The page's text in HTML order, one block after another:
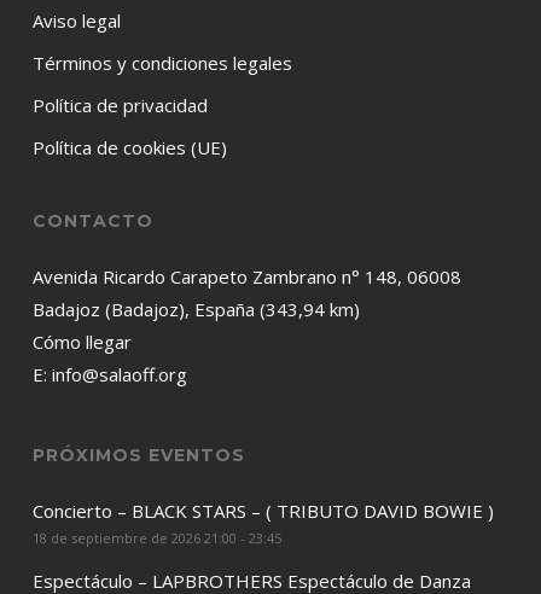
Aviso legal
Términos y condiciones legales
Política de privacidad
Política de cookies (UE)
CONTACTO
Avenida Ricardo Carapeto Zambrano n° 148, 06008
Badajoz (Badajoz), España (343,94 km)
Cómo llegar
E: info@salaoff.org
PRÓXIMOS EVENTOS
Concierto – BLACK STARS – ( TRIBUTO DAVID BOWIE )
18 de septiembre de 2026 21:00 - 23:45
Espectáculo – LAPBROTHERS Espectáculo de Danza